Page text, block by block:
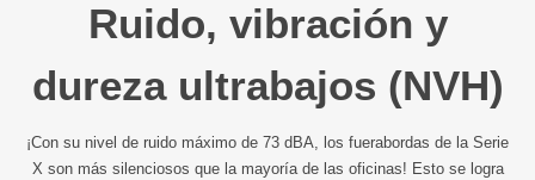
Ruido, vibración y
dureza ultrabajos (NVH)
¡Con su nivel de ruido máximo de 73 dBA, los fuerabordas de la Serie
X son más silenciosos que la mayoría de las oficinas! Esto se logra